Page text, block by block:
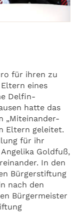
für ihren zu
eines
Delfin-
hatte das
„Miteinander-
Eltern geleitet.
für ihr
Goldfuß,
In den
Bürgerstiftung
nach den
Bürgermeister